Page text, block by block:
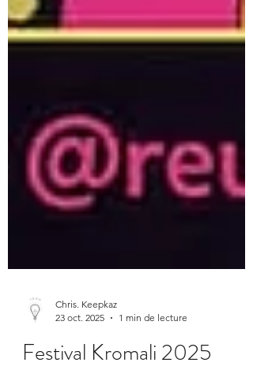
23 oct. 2025
1 min de lecture